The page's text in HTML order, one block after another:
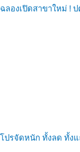
ฉลองเปิดสาขาใหม่ !
โปรจัดหนัก ทั้งลด ทั้ง